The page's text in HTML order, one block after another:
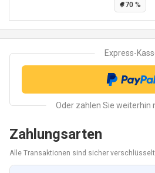
70 %
Zahlungsarten
Alle Transaktionen sind sicher verschlüsselt.